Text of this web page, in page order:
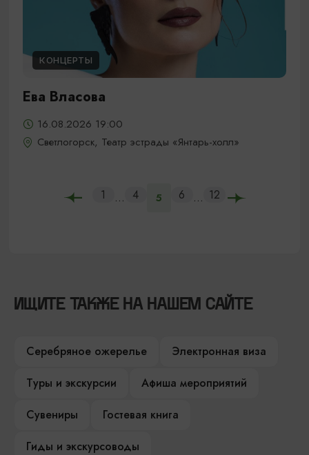
КОНЦЕРТЫ
Ева Власова
16.08.2026 19:00
Светлогорск, Театр эстрады «Янтарь-холл»
1 ... 4 5 6 ... 12
ИЩИТЕ ТАКЖЕ НА НАШЕМ САЙТЕ
Серебряное ожерелье
Электронная виза
Туры и экскурсии
Афиша мероприятий
Сувениры
Гостевая книга
Гиды и экскурсоводы